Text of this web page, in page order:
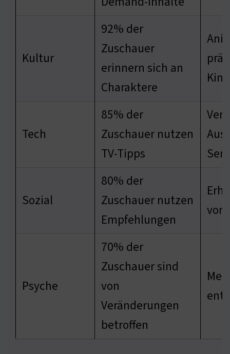
Kultur
92% der
Zuschauer
erinnern sich an
Charaktere
Tech
85% der
Zuschauer nutzen
TV-Tipps
Sozial
80% der
Zuschauer nutzen
Empfehlungen
von
Psyche
70% der
Zuschauer sind
von
Veränderungen
betroffen